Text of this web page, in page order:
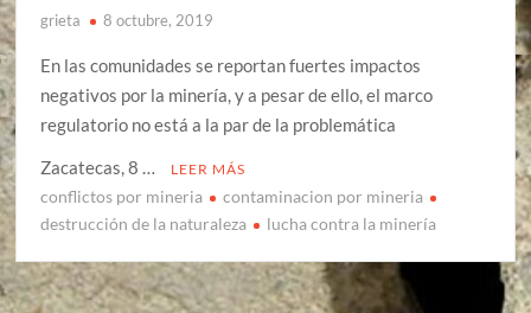
grieta 8 octubre, 2019
En las comunidades se reportan fuertes impactos
negativos por la minería, y a pesar de ello, el marco
regulatorio no está a la par de la problemática
Zacatecas, 8 …
LEER MÁS
conflictos por mineria
contaminacion por mineria
destrucción de la naturaleza
lucha contra la minería